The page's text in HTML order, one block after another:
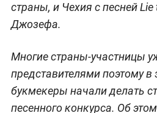
страны, и Чехия с песней
Джозефа.
Многие страны-участницы
представителями поэтому в
букмекеры начали делать
песенного конкурса. Об